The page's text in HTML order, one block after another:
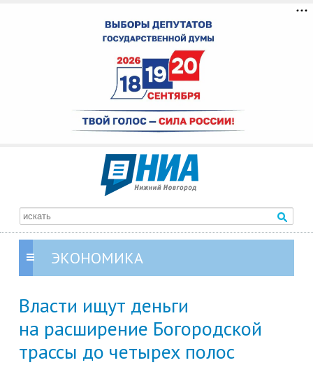
ЭКОНОМИКА
Власти ищут деньги
на расширение Богородской
трассы до четырех полос